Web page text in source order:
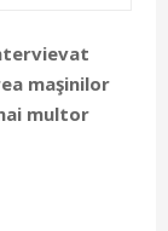
maşinilor
multor